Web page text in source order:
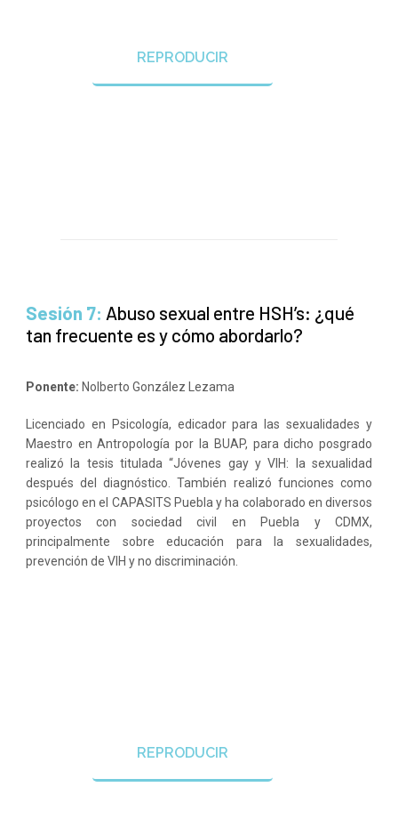
REPRODUCIR
Sesión 7: Abuso sexual entre HSH’s: ¿qué
tan frecuente es y cómo abordarlo?
Ponente: Nolberto González Lezama
Licenciado en Psicología, edicador para las sexualidades y
Maestro en Antropología por la BUAP, para dicho posgrado
realizó la tesis titulada “Jóvenes gay y VIH: la sexualidad
después del diagnóstico. También realizó funciones como
psicólogo en el CAPASITS Puebla y ha colaborado en diversos
proyectos con sociedad civil en Puebla y CDMX,
principalmente sobre educación para la sexualidades,
prevención de VIH y no discriminación.
REPRODUCIR